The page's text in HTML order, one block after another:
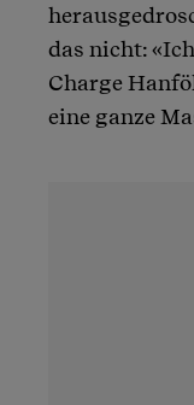
das nicht:
Charge
eine ganze